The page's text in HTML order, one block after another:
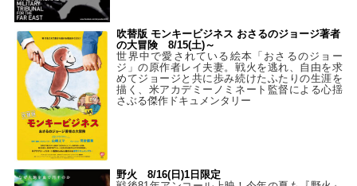
吹替版 モンキービジネス おさるのジョージ著者
の大冒険 8/15(土)～
世界中で愛されている絵本「おさるのジョー
ジ」の原作者レイ夫妻。戦火を逃れ、自由を求
めてジョージと共に歩み続けたふたりの生涯を
描く、米アカデミーノミネート監督による心揺
さぶる傑作ドキュメンタリー
野火 8/16(日)1日限定